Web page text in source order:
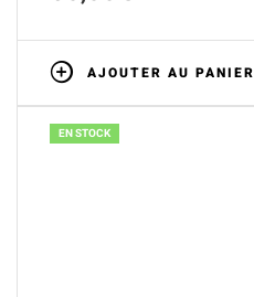
AJOUTER AU PANIER
EN STOCK